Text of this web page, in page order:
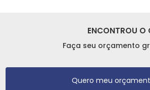
ENCONTROU O
Faça seu orçamento
Quero meu